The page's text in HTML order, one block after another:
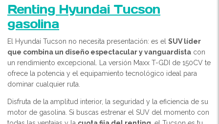
Renting Hyundai Tucson
gasolina
El Hyundai Tucson no necesita presentación: es el SUV líder
que combina un diseño espectacular y vanguardista con
un rendimiento excepcional. La versión Maxx T-GDI de 150CV te
ofrece la potencia y el equipamiento tecnológico ideal para
dominar cualquier ruta.
Disfruta de la amplitud interior, la seguridad y la eficiencia de su
motor de gasolina. Si buscas estrenar el SUV del momento con